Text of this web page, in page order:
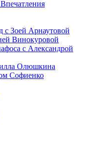
с Зоей Арнаутовой
Винокуровой
с Александрой
Олюшкина
Софиенко